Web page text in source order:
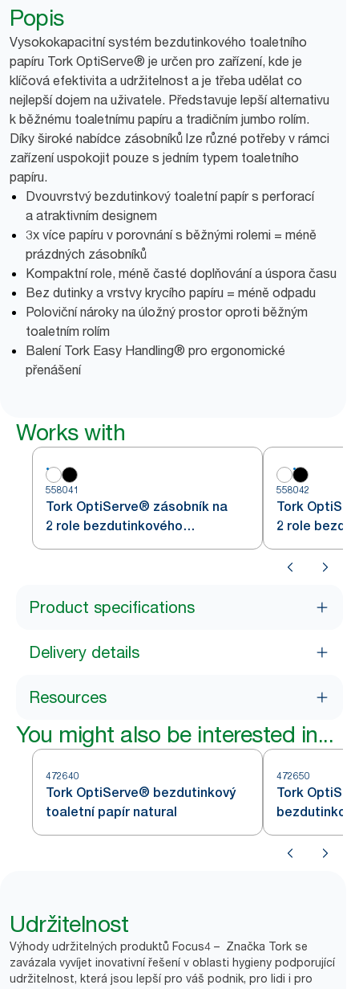
Popis
Vysokokapacitní systém bezdutinkového toaletního
papíru Tork OptiServe® je určen pro zařízení, kde je
klíčová efektivita a udržitelnost a je třeba udělat co
nejlepší dojem na uživatele. Představuje lepší alternativu
k běžnému toaletnímu papíru a tradičním jumbo rolím.
Díky široké nabídce zásobníků lze různé potřeby v rámci
zařízení uspokojit pouze s jedním typem toaletního
papíru.
Dvouvrstvý bezdutinkový toaletní papír s perforací
a atraktivním designem
3x více papíru v porovnání s běžnými rolemi = méně
prázdných zásobníků
Kompaktní role, méně časté doplňování a úspora času
Bez dutinky a vrstvy krycího papíru = méně odpadu
Poloviční nároky na úložný prostor oproti běžným
toaletním rolím
Balení Tork Easy Handling® pro ergonomické
přenášení
Works with
558041
Tork OptiServe® zásobník na
2 role bezdutinkového
toaletního papíru
558042
Tork
2 role
toaletního
Product specifications
Delivery details
Resources
You might also be interested in...
472640
Tork OptiServe® bezdutinkový
toaletní papír natural
472650
Tork
Udržitelnost
Výhody udržitelných produktů Focus4 – Značka Tork se
zavázala vyvíjet inovativní řešení v oblasti hygieny podporující
udržitelnost, která jsou lepší pro váš podnik, pro lidi i pro